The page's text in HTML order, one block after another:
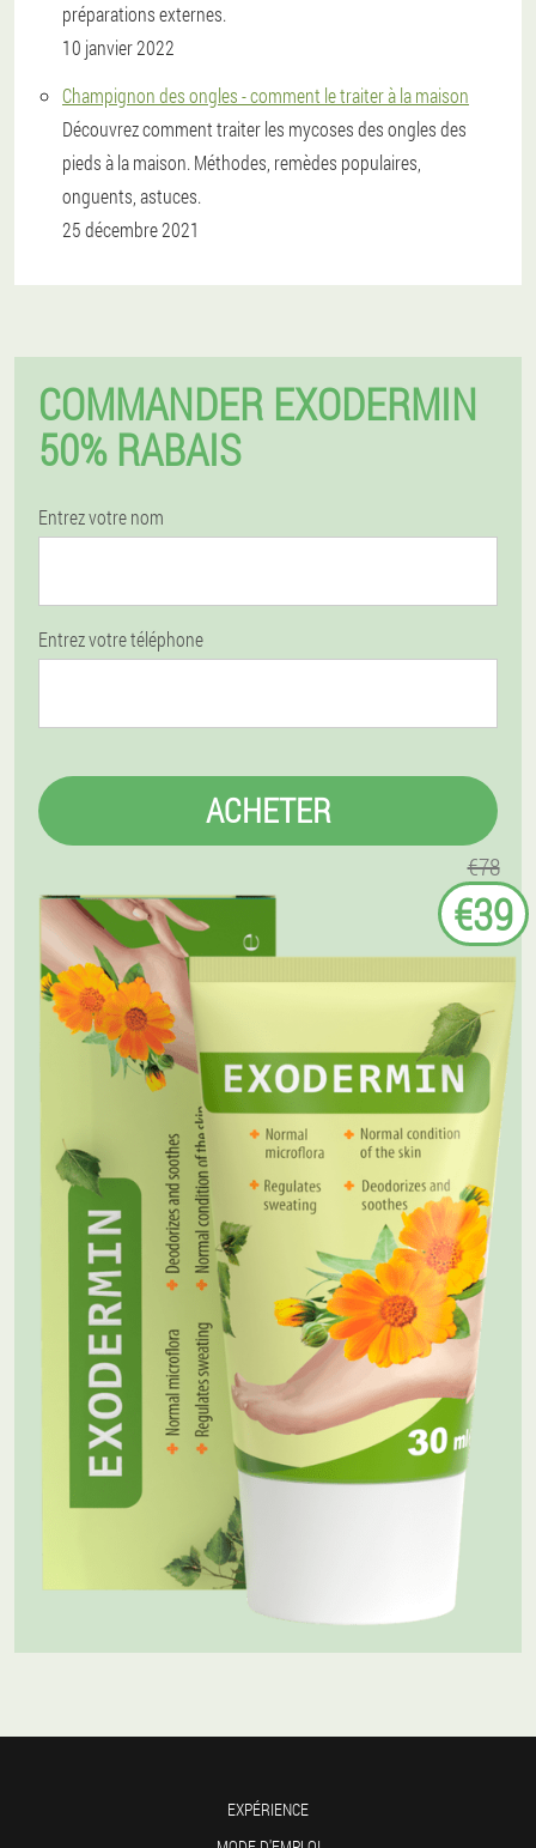
préparations externes.
10 janvier 2022
Champignon des ongles - comment le traiter à la maison
Découvrez comment traiter les mycoses des ongles des
pieds à la maison. Méthodes, remèdes populaires,
onguents, astuces.
25 décembre 2021
COMMANDER EXODERMIN
50% RABAIS
Entrez votre nom
Entrez votre téléphone
ACHETER
€78
€39
EXPÉRIENCE